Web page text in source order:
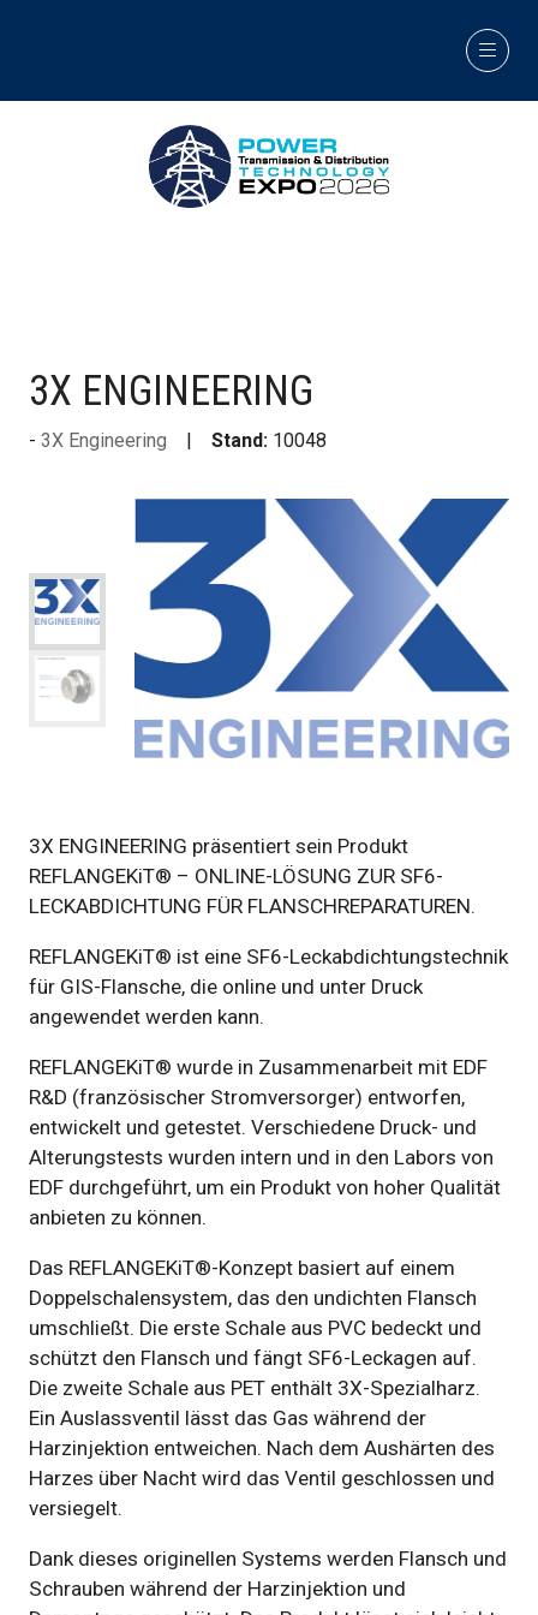
3X ENGINEERING
3X Engineering Stand: 10048
3X ENGINEERING präsentiert sein Produkt
REFLANGEKiT® – ONLINE-LÖSUNG ZUR SF6-
LECKABDICHTUNG FÜR FLANSCHREPARATUREN.
REFLANGEKiT® ist eine SF6-Leckabdichtungstechnik
für GIS-Flansche, die online und unter Druck
angewendet werden kann.
REFLANGEKiT® wurde in Zusammenarbeit mit EDF
R&D (französischer Stromversorger) entworfen,
entwickelt und getestet. Verschiedene Druck- und
Alterungstests wurden intern und in den Labors von
EDF durchgeführt, um ein Produkt von hoher Qualität
anbieten zu können.
Das REFLANGEKiT®-Konzept basiert auf einem
Doppelschalensystem, das den undichten Flansch
umschließt. Die erste Schale aus PVC bedeckt und
schützt den Flansch und fängt SF6-Leckagen auf.
Die zweite Schale aus PET enthält 3X-Spezialharz.
Ein Auslassventil lässt das Gas während der
Harzinjektion entweichen. Nach dem Aushärten des
Harzes über Nacht wird das Ventil geschlossen und
versiegelt.
Dank dieses originellen Systems werden Flansch und
Schrauben während der Harzinjektion und